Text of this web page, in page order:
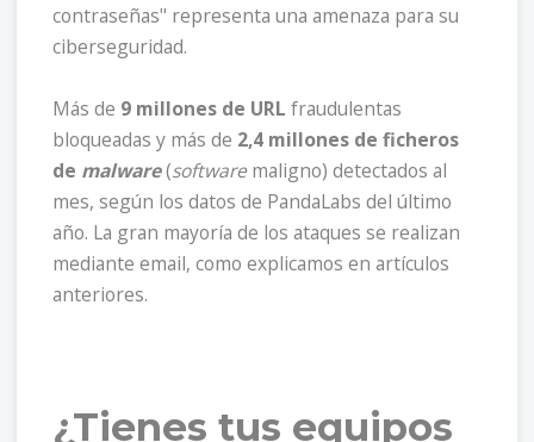
contraseñas" representa una amenaza para su
ciberseguridad.
Más de 9 millones de URL fraudulentas
bloqueadas y más de 2,4 millones de ficheros
de malware(softwaremaligno) detectados al
mes, según los datos de PandaLabs del último
año. La gran mayoría de losataques se realizan
mediante email, como explicamos en artículos
anteriores.
¿Tienes tus equipos